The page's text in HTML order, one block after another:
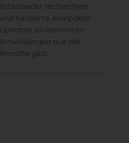
Entscheider recherchiert
und fundierte, kompakte
Updates zu relevanten
Entwicklungen aus der
Branche gibt.